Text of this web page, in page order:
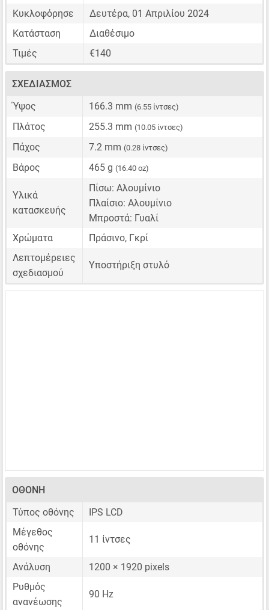
Κυκλοφόρησε
Δευτέρα, 01 Απριλίου 2024
Κατάσταση
Διαθέσιμο
Τιμές
€140
ΣΧΕΔΙΑΣΜΌΣ
Ύψος
166.3 mm (6.55 ίντσες)
Πλάτος 255.3 mm (10.05 ίντσες)
Πάχος 7.2 mm (0.28 ίντσες)
Βάρος 465 g (16.40 oz)
Υλικά
κατασκευής
Πίσω: Αλουμίνιο
Πλαίσιο: Αλουμίνιο
Μπροστά: Γυαλί
Χρώματα
Πράσινο, Γκρί
Λεπτομέρειες
σχεδιασμού
Υποστήριξη στυλό
ΟΘΌΝΗ
Τύπος οθόνης
IPS LCD
Μέγεθος
οθόνης
11 ίντσες
Ανάλυση
1200 × 1920 pixels
Ρυθμός
ανανέωσης
90 Hz